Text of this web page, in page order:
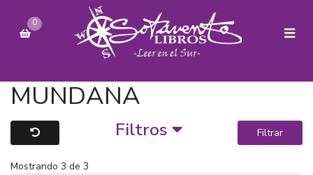
0
MUNDANA
Filtros Filtrar
Mostrando 3 de 3